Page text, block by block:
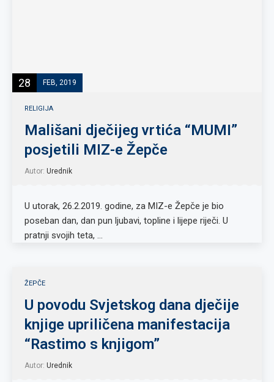
28 FEB, 2019
RELIGIJA
Mališani dječijeg vrtića “MUMI”
posjetili MIZ-e Žepče
Autor: Urednik
U utorak, 26.2.2019. godine, za MIZ-e Žepče je bio
poseban dan, dan pun ljubavi, topline i lijepe riječi. U
pratnji svojih teta, …
ŽEPČE
U povodu Svjetskog dana dječije
knjige upriličena manifestacija
“Rastimo s knjigom”
Autor: Urednik